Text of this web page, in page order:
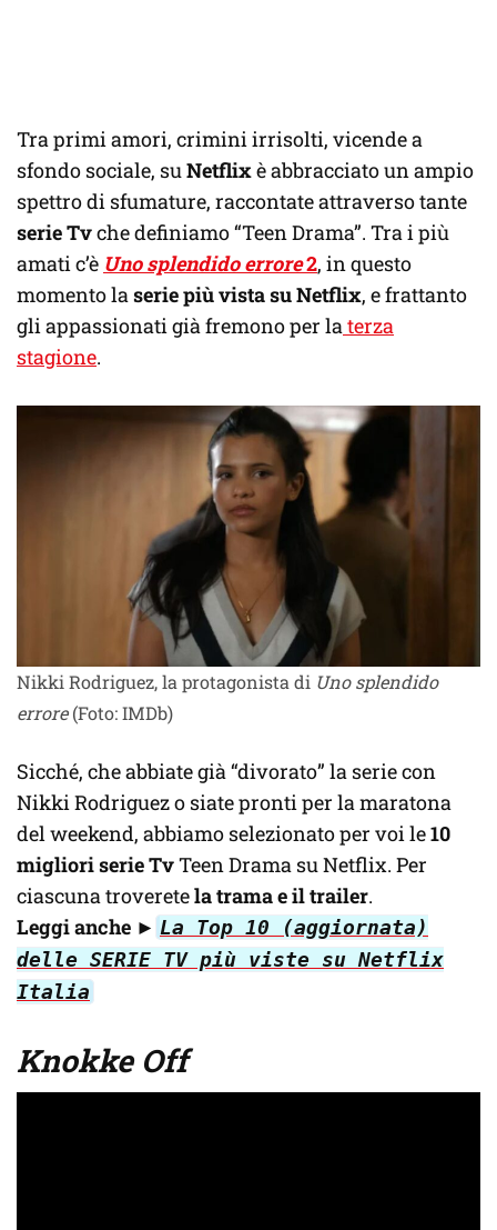
Tra primi amori, crimini irrisolti, vicende a
sfondo sociale, suNetflixè abbracciato un ampio
spettro di sfumature, raccontate attraverso tante
serie Tvche definiamo “Teen Drama”. Tra i più
amati c’è Uno splendido errore2, in questo
momento laserie più vista suNetflix, e frattanto
gli appassionati già fremono per laterza
stagione.
Nikki Rodriguez, la protagonista di Uno splendido
errore(Foto: IMDb)
Sicché, che abbiate già “divorato” la serie con
Nikki Rodriguez o siate pronti per la maratona
del weekend, abbiamo selezionato per voi le10
migliori serie TvTeen Drama su Netflix. Per
ciascuna troveretela trama e il trailer.
Leggi anche ► La Top 10 (aggiornata)
delle SERIE TV più viste su Netflix
Italia
Knokke Off